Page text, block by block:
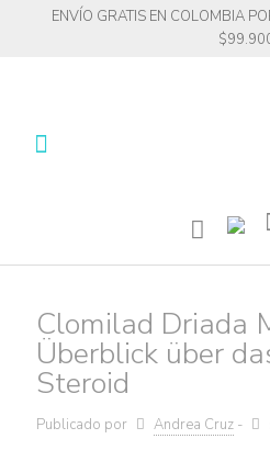
ENVÍO GRATIS EN COLOMBIA
Clomilad Driada
Überblick über
Steroid
Publicado por Andrea Cruz -